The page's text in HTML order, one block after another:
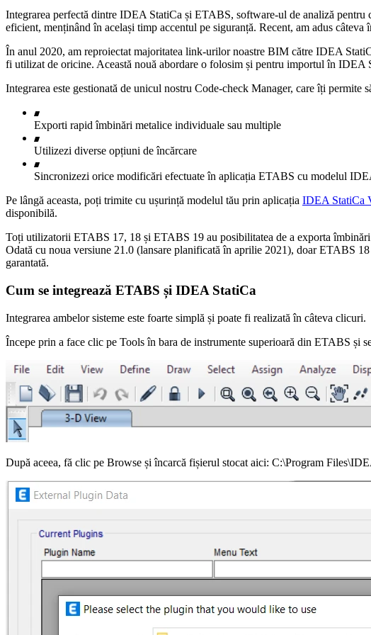
Integrarea perfectă dintre IDEA StatiCa și ETABS, software-ul de analiză
eficient, menținând în același timp accentul pe siguranță. Recent, am adus
În anul 2020, am reproiectat majoritatea link-urilor noastre BIM către IDEA
fi utilizat de oricine. Această nouă abordare o folosim și pentru importul în IDEA
Integrarea este gestionată de unicul nostru Code-check Manager, care îți permite
Exporti rapid îmbinări metalice individuale sau multiple
Utilizezi diverse opțiuni de încărcare
Sincronizezi orice modificări efectuate în aplicația ETABS cu modelul
Pe lângă aceasta, poți trimite cu ușurință modelul tău prin aplicația IDEA StatiCa
disponibilă.
Toți utilizatorii ETABS 17, 18 și ETABS 19 au posibilitatea de a exporta
Odată cu noua versiune 21.0 (lansare planificată în aprilie 2021), doar ETABS
garantată.
Cum se integrează ETABS și IDEA StatiCa
Integrarea ambelor sisteme este foarte simplă și poate fi realizată în câteva clicuri.
Începe prin a face clic pe Tools în bara de instrumente superioară din ETABS și
După aceea, fă clic pe Browse și încarcă fișierul stocat aici: C:\Program